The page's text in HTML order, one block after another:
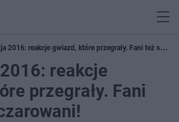
2016: reakcje gwiazd, które przegrały. Fani też są
reakcje
przegrały. Fani